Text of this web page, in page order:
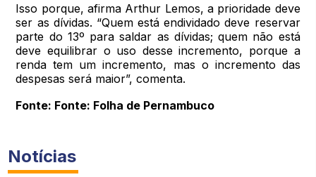
Isso porque, afirma Arthur Lemos, a prioridade deve
ser as dívidas. “Quem está endividado deve reservar
parte do 13º para saldar as dívidas; quem não está
deve equilibrar o uso desse incremento, porque a
renda tem um incremento, mas o incremento das
despesas será maior”, comenta.
Fonte: Fonte: Folha de Pernambuco
Notícias